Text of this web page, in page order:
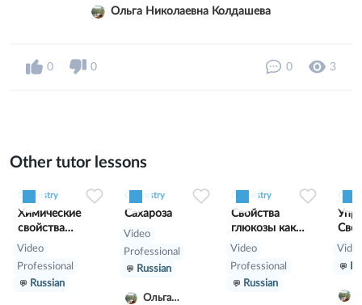
Ольга Николаевна Колдашева
0 0 0 3
Other tutor lessons
Chemistry
Химические
свойства
глюкозы по
группе
Video
Professional
Russian
Chemistry
Сахароза
Video
Professional
Russian
Ольга
Chemistry
Свойства
глюкозы как
многоатомного
Video
Professional
Russian